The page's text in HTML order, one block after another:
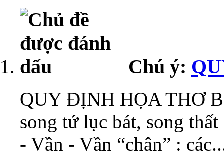
Chú ý:
QUY ĐỊNH HỌA THƠ
song tứ lục bát, song
- Vần - Vần “chân” :